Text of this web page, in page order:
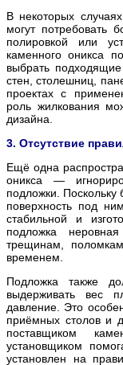
В некоторых
могут потребовать
полировкой или
каменного оникса
выбрать
стен, столешниц,
проектах с
роль жилкования
дизайна.
3. Отсутствие
Ещё одна
оникса —
подложки.
поверхность под
стабильной и
подложка
трещинам,
временем.
Подложка также
выдерживать вес
давление. Это
приёмных столов и
поставщиком
установщиком
установлен на